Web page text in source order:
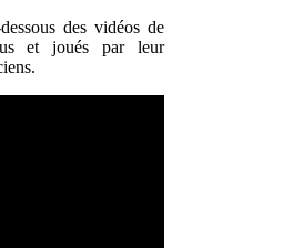
des vidéos de
et joués par leur